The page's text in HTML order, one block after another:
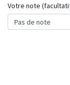
Votre note